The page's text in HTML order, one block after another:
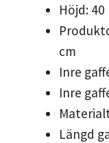
Höjd: 40
cm
Inre
Inre
Längd